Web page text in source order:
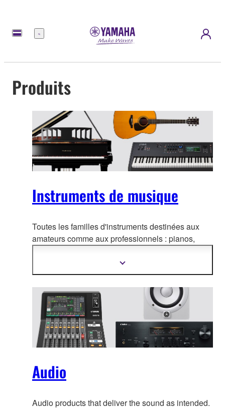
Menu
Produits
Instruments de musique
Toutes les familles d'instruments destinées aux
amateurs comme aux professionnels : pianos,
batteries et plus encore…Afficher
Audio
Audio products that deliver the sound as intended.